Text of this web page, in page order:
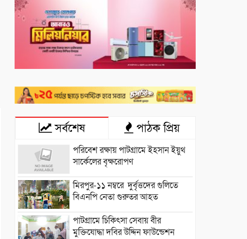
সর্বশেষ পাঠক প্রিয়
পরিবেশ রক্ষায় পাটগ্রামে ইহসান ইয়ুথ
সার্কেলের বৃক্ষরোপণ
মিরপুর-১১ নম্বরে দুর্বৃত্তদের গুলিতে
বিএনপি নেতা গুরুতর আহত
পাটগ্রামে চিকিৎসা সেবায় বীর
মুক্তিযোদ্ধা দবির উদ্দিন ফাউন্ডেশন